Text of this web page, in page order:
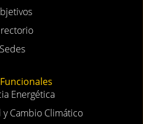
Sedes
Energética
Cambio Climático